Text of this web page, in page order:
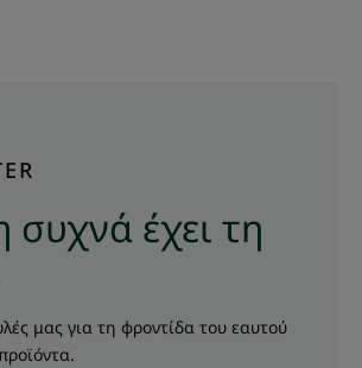
έχει τη
μας για τη φροντίδα του εαυτού